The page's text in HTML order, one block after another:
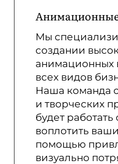
Мы
создании
анимационных
всех видов
Наша команда
и творческих
будет
воплотить
помощью
визуально